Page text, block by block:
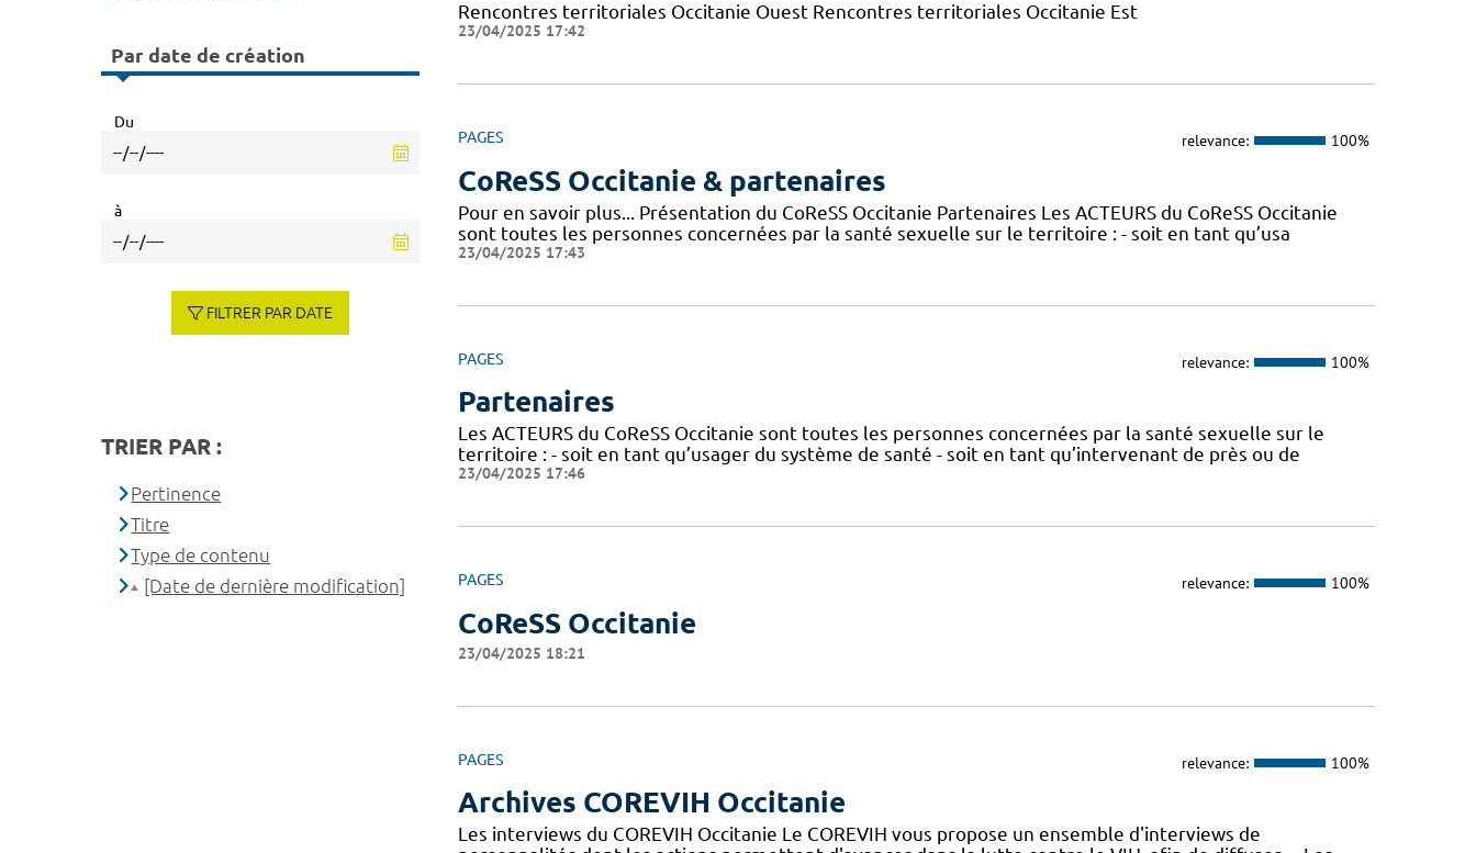
Rencontres territoriales Occitanie Ouest Rencontres territoriales Occitanie Est
23/04/2025 17:42
PAGES relevance: 100%
CoReSS Occitanie & partenaires
Pour en savoir plus... Présentation du CoReSS Occitanie Partenaires Les ACTEURS du CoReSS Occitanie
sont toutes les personnes concernées par la santé sexuelle sur le territoire : - soit en tant qu’usa
23/04/2025 17:43
PAGES relevance: 100%
Partenaires
Les ACTEURS du CoReSS Occitanie sont toutes les personnes concernées par la santé sexuelle sur le
territoire : - soit en tant qu’usager du système de santé - soit en tant qu’intervenant de près ou de
23/04/2025 17:46
PAGES relevance: 100%
CoReSS Occitanie
23/04/2025 18:21
PAGES relevance: 100%
Archives COREVIH Occitanie
Les interviews du COREVIH Occitanie Le COREVIH vous propose un ensemble d'interviews de
Par date de création
Du
à
FILTRER PAR DATE
TRIER PAR :
Pertinence
Titre
Type de contenu
[Date de dernière modification]